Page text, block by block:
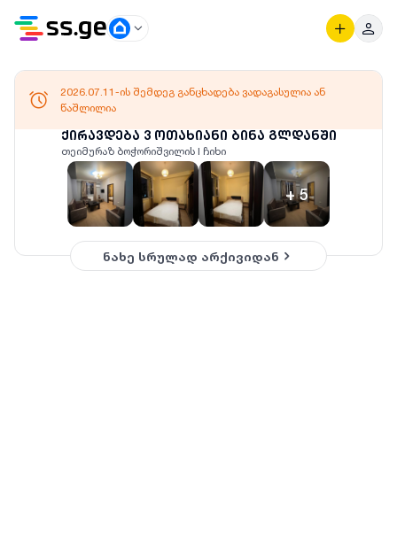
ქირავდება 3 ოთახიანი ბინა გლდანში
თეიმურაზ ბოჭორიშვილის I ჩიხი
+5
2026.07.11-ის შემდეგ განცხადება ვადაგასულია ან
წაშლილია
ნახე სრულად არქივიდან